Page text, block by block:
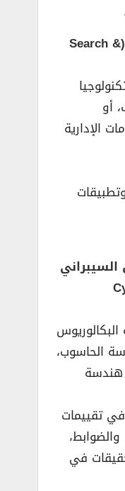
3- مراقب البحث والإنقاذ (Search &
أو
الإدارية
السيبراني
الحاسوب،
هندسة
6 سنوات في تقييمات
والضوابط،
في